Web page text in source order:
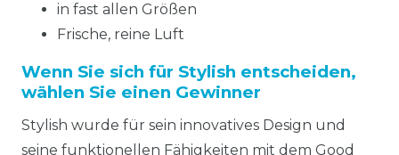
in fast allen Größen
Frische, reine Luft
Wenn Sie sich für Stylish entscheiden,
wählen Sie einen Gewinner
Stylish wurde für sein innovatives Design und
seine funktionellen Fähigkeiten mit dem Good